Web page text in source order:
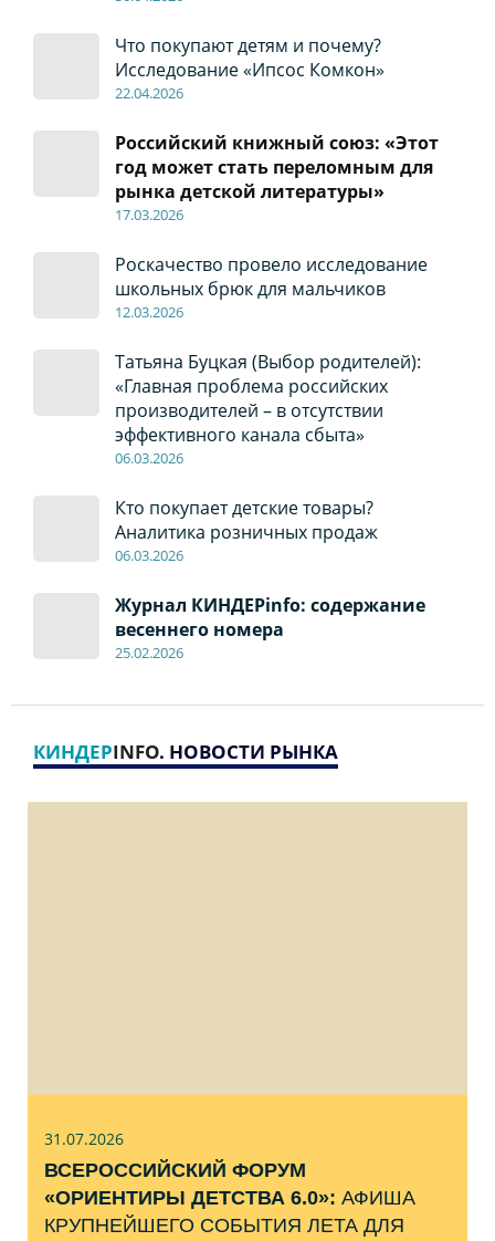
Что покупают детям и почему?
Исследование «Ипсос Комкон»
22.04.2026
Российский книжный союз: «Этот
год может стать переломным для
рынка детской литературы»
17.03.2026
Роскачество провело исследование
школьных брюк для мальчиков
12.03.2026
Татьяна Буцкая (Выбор родителей):
«Главная проблема российских
производителей – в отсутствии
эффективного канала сбыта»
06.03.2026
Кто покупает детские товары?
Аналитика розничных продаж
06.03.2026
Журнал КИНДЕРinfo: содержание
весеннего номера
25.02.2026
КИНДЕРINFO. НОВОСТИ РЫНКА
31.07.2026
ВСЕРОССИЙСКИЙ ФОРУМ
«ОРИЕНТИРЫ ДЕТСТВА 6.0»: АФИША
КРУПНЕЙШЕГО СОБЫТИЯ ЛЕТА ДЛЯ